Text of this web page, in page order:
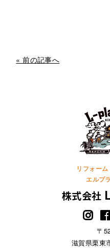
« 前の記事へ
リフォー
エルプ
株式会社
〒
滋賀県栗東